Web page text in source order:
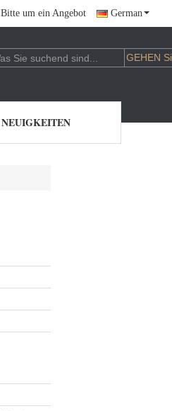
Bitte um ein Angebot German
NEUIGKEITEN